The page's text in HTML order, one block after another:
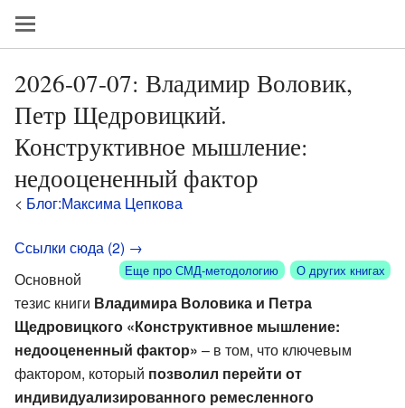
2026-07-07: Владимир Воловик,
Петр Щедровицкий.
Конструктивное мышление:
недооцененный фактор
< Блог:Максима Цепкова
Ссылки сюда (2) →
О других книгах
Еще про СМД-методологию
Основной
тезис книги Владимира Воловика и Петра
Щедровицкого «Конструктивное мышление:
недооцененный фактор» – в том, что ключевым
фактором, который позволил перейти от
индивидуализированного ремесленного